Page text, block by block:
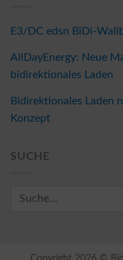
E3/DC edsn BiDi-
AllDayEnergy: Neue
bidirektionales Laden
Bidirektionales Laden
Konzept
SUCHE